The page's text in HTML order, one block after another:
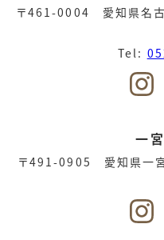
〒461-0004 愛知県名古
Tel:
一
〒491-0905 愛知県一